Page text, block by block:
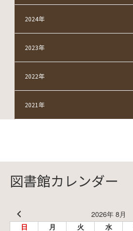
2024年
2023年
2022年
2021年
図書館カレンダー
2026年 8月
日 月 火 水